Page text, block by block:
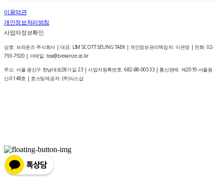
이용약관
개인정보처리방침
사업자정보확인
상호: 브라운즈 주식회사 | 대표: LIM SCOTT SEUNG TAEK | 개인정보관리책임자: 이은영 | 전화: 02-
793-7920 | 이메일: tea@brownze.co.kr
주소: 서울 용산구 한남대로28가길 23 | 사업자등록번호: 682-88-00533 | 통신판매: 제2019-서울용
산-0148호 | 호스팅제공자: (주)식스샵